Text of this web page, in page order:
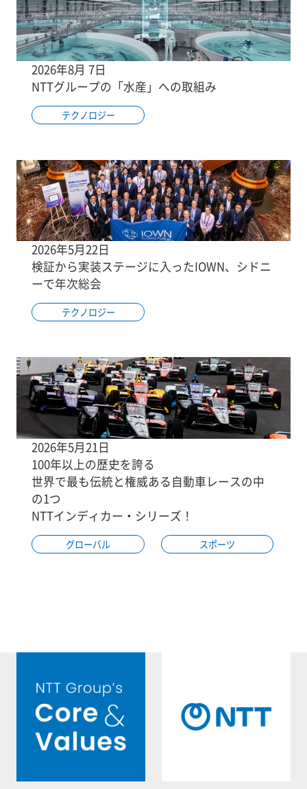
2026年8月 7日
NTTグループの「水産」への取組み
テクノロジー
2026年5月22日
検証から実装ステージに入ったIOWN、シドニ
ーで年次総会
テクノロジー
2026年5月21日
100年以上の歴史を誇る
世界で最も伝統と権威ある自動車レースの中
の1つ
NTTインディカー・シリーズ！
グローバル スポーツ